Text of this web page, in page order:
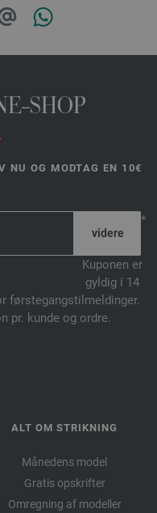
SHOP
NU OG MODTAG EN 10€
*
Kuponen er
gyldig i 14
førstegangstilmeldinger.
pr. kunde og ordre.
ALT OM STRIKNING
Månedens model
Gratis opskrifter
Omregning af modeller